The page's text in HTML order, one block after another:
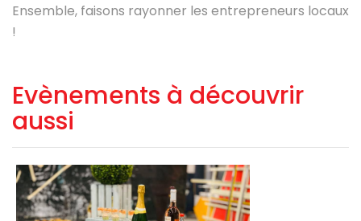
Ensemble, faisons rayonner les entrepreneurs locaux
!
Evènements à découvrir
aussi